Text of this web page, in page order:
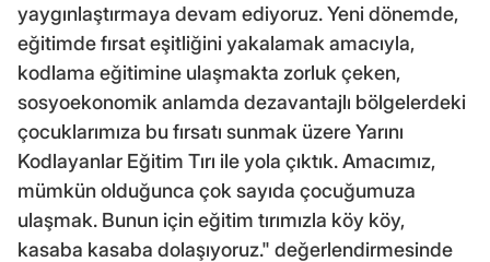
yaygınlaştırmaya devam ediyoruz. Yeni dönemde,
eğitimde fırsat eşitliğini yakalamak amacıyla,
kodlama eğitimine ulaşmakta zorluk çeken,
sosyoekonomik anlamda dezavantajlı bölgelerdeki
çocuklarımıza bu fırsatı sunmak üzere Yarını
Kodlayanlar Eğitim Tırı ile yola çıktık. Amacımız,
mümkün olduğunca çok sayıda çocuğumuza
ulaşmak. Bunun için eğitim tırımızla köy köy,
kasaba kasaba dolaşıyoruz." değerlendirmesinde